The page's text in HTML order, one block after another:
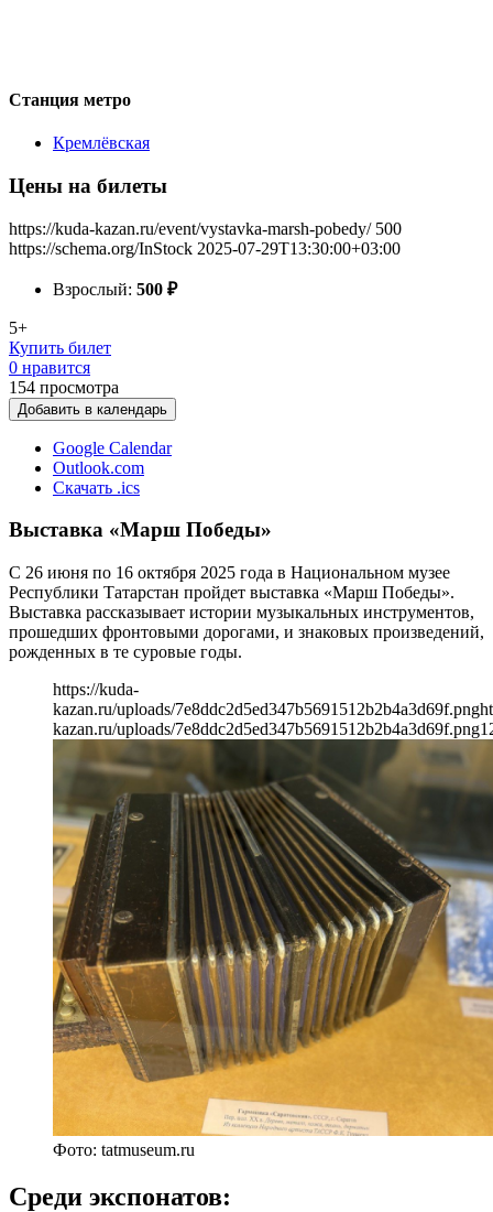
Станция метро
Кремлёвская
Цены на билеты
https://kuda-kazan.ru/event/vystavka-marsh-pobedy/ 500
https://schema.org/InStock 2025-07-29T13:30:00+03:00
Взрослый: 500 ₽
5+
Купить билет
0 нравится
154 просмотра
Добавить в календарь
Google Calendar
Outlook.com
Скачать .ics
Выставка «Марш Победы»
С 26 июня по 16 октября 2025 года в Национальном музее
Республики Татарстан пройдет выставка «Марш Победы».
Выставка рассказывает истории музыкальных инструментов,
прошедших фронтовыми дорогами, и знаковых произведений,
рожденных в те суровые годы.
https://kuda-
kazan.ru/uploads/7e8ddc2d5ed347b5691512b2b4a3d69f.png
kazan.ru/uploads/7e8ddc2d5ed347b5691512b2b4a3d69f.png
Фото: tatmuseum.ru
Среди экспонатов: